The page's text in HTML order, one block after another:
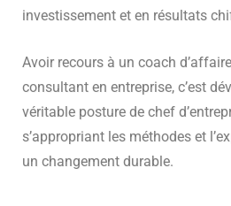
investissement et en résultats
Avoir recours à un coach
consultant en entreprise, c’est
véritable posture de chef
s’appropriant les méthodes et
un changement durable.